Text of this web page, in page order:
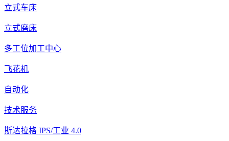
立式车床
立式磨床
多工位加工中心
飞花机
自动化
技术服务
斯达拉格 IPS/工业 4.0